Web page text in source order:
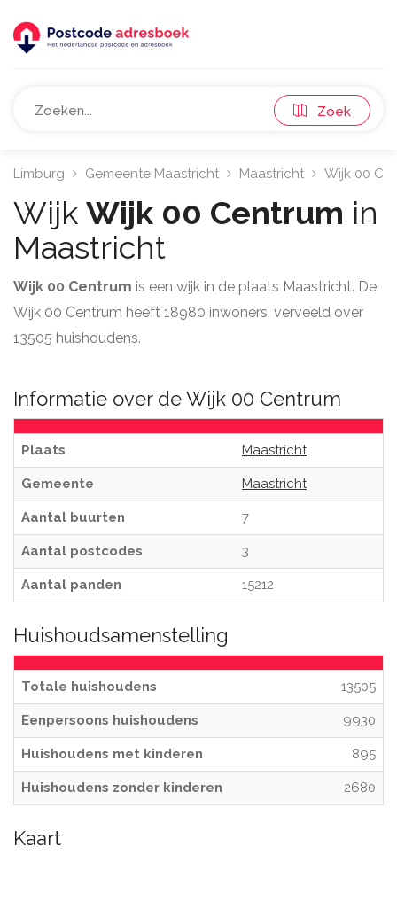
Zoek
Limburg Gemeente Maastricht Maastricht Wijk 00
Wijk Wijk 00 Centrum in
Maastricht
Wijk 00 Centrum is een wijk in de plaats Maastricht. De
Wijk 00 Centrum heeft 18980 inwoners, verveeld over
13505 huishoudens.
Informatie over de Wijk 00 Centrum
Plaats Maastricht
Gemeente Maastricht
Aantal buurten 7
Aantal postcodes 3
Aantal panden 15212
Huishoudsamenstelling
Totale huishoudens 13505
Eenpersoons huishoudens 9930
Huishoudens met kinderen 895
Huishoudens zonder kinderen 2680
Kaart